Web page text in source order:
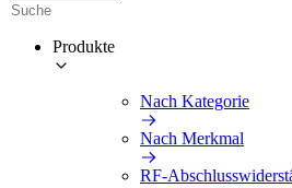
Produkte
Nach Kategorie
Nach Merkmal
RF-